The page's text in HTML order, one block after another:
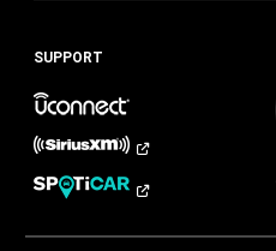
SUPPORT